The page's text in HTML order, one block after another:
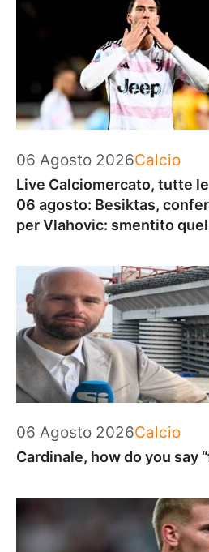
06 Agosto 2026Categorie
Calcio
Live Calciomercato, tutte
06 agosto: Besiktas,
per Vlahovic: smentito
06 Agosto 2026Categorie
Calcio
Cardinale, how do you say